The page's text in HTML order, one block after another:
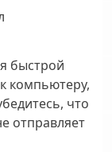
быстрой
компьютеру,
что
отправляет